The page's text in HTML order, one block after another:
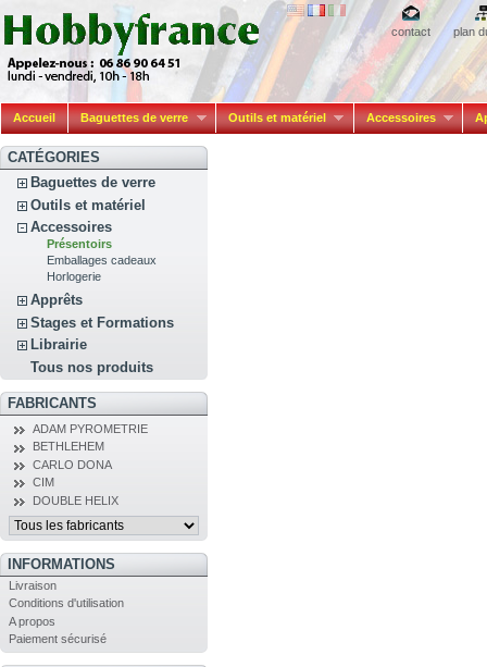
contact plan
Accueil Baguettes de verre Outils et matériel Accessoires
CATÉGORIES
Baguettes de verre
Outils et matériel
Accessoires
Présentoirs
Emballages cadeaux
Horlogerie
Apprêts
Stages et Formations
Librairie
Tous nos produits
FABRICANTS
ADAM PYROMETRIE
BETHLEHEM
CARLO DONA
CIM
DOUBLE HELIX
INFORMATIONS
Livraison
Conditions d'utilisation
A propos
Paiement sécurisé